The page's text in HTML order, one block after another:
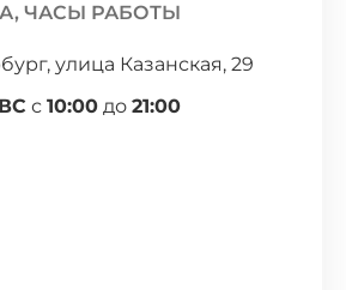
ЧАСЫ РАБОТЫ
улица Казанская, 29
с 10:00 до 21:00